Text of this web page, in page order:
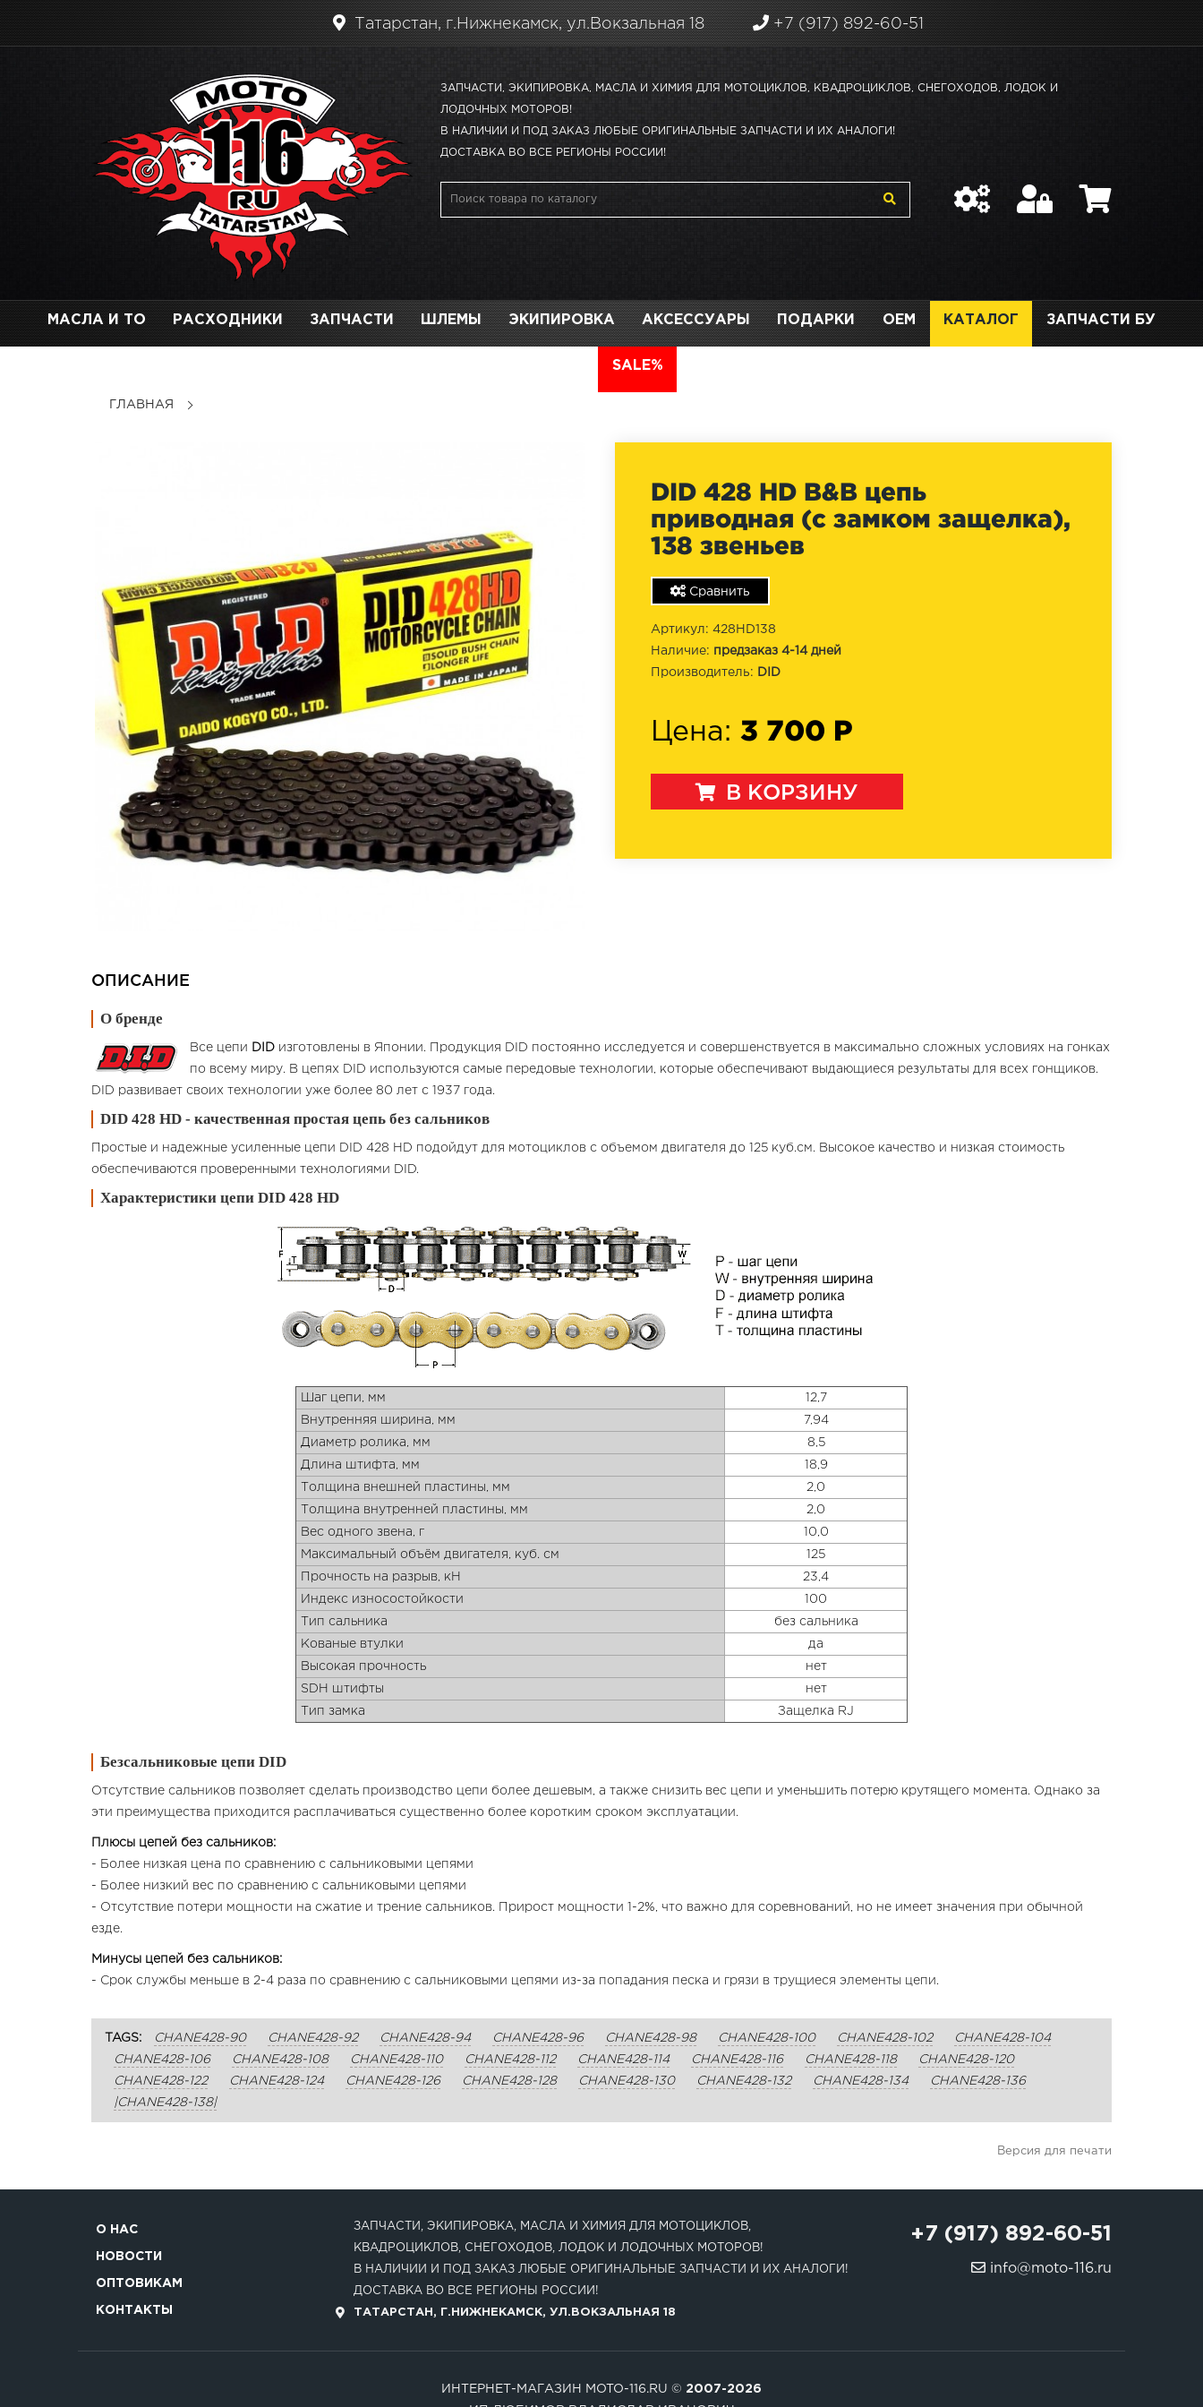
Татарстан, г.Нижнекамск, ул.Вокзальная 18 +7 (917) 892-60-51
ЗАПЧАСТИ, ЭКИПИРОВКА, МАСЛА И ХИМИЯ ДЛЯ МОТОЦИКЛОВ, КВАДРОЦИКЛОВ, СНЕГОХОДОВ, ЛОДОК И
ЛОДОЧНЫХ МОТОРОВ!
В НАЛИЧИИ И ПОД ЗАКАЗ ЛЮБЫЕ ОРИГИНАЛЬНЫЕ ЗАПЧАСТИ И ИХ АНАЛОГИ!
ДОСТАВКА ВО ВСЕ РЕГИОНЫ РОССИИ!
МАСЛА И ТО РАСХОДНИКИ ЗАПЧАСТИ ШЛЕМЫ ЭКИПИРОВКА АКСЕССУАРЫ ПОДАРКИ OEM КАТАЛОГ ЗАПЧАСТИ БУ
SALE%
ГЛАВНАЯ
DID 428 HD B&B цепь
приводная (с замком защелка),
138 звеньев
Сравнить
Артикул: 428HD138
Наличие: предзаказ 4-14 дней
Производитель:
DID
Цена: 3 700 Р
В КОРЗИНУ
ОПИСАНИЕ
О бренде
Все цепи DID изготовлены в Японии. Продукция DID постоянно исследуется и совершенствуется в максимально сложных условиях на гонках
по всему миру. В цепях DID используются самые передовые технологии, которые обеспечивают выдающиеся результаты для всех гонщиков.
DID развивает своих технологии уже более 80 лет с 1937 года.
DID 428 HD - качественная простая цепь без сальников
Простые и надежные усиленные цепи DID 428 HD подойдут для мотоциклов с объемом двигателя до 125 куб.см. Высокое качество и низкая стоимость
обеспечиваются проверенными технологиями DID.
Характеристики цепи DID 428 HD
Шаг цепи, мм 12,7
Внутренняя ширина, мм 7,94
Диаметр ролика, мм 8,5
Длина штифта, мм 18,9
Толщина внешней пластины, мм 2,0
Толщина внутренней пластины, мм 2,0
Вес одного звена, г 10,0
Максимальный объём двигателя, куб. см 125
Прочность на разрыв, кН 23,4
Индекс износостойкости 100
Тип сальника без сальника
Кованые втулки да
Высокая прочность нет
SDH штифты нет
Тип замка Защелка RJ
Безсальниковые цепи DID
Отсутствие сальников позволяет сделать производство цепи более дешевым, а также снизить вес цепи и уменьшить потерю крутящего момента. Однако за
эти преимущества приходится расплачиваться существенно более коротким сроком эксплуатации.
Плюсы цепей без сальников:
- Более низкая цена по сравнению с сальниковыми цепями
- Более низкий вес по сравнению с сальниковыми цепями
- Отсутствие потери мощности на сжатие и трение сальников. Прирост мощности 1-2%, что важно для соревнований, но не имеет значения при обычной
езде.
Минусы цепей без сальников:
- Срок службы меньше в 2-4 раза по сравнению с сальниковыми цепями из-за попадания песка и грязи в трущиеся элементы цепи.
TAGS: CHANE428-90 CHANE428-92 CHANE428-94 CHANE428-96 CHANE428-98 CHANE428-100 CHANE428-102
CHANE428-104
CHANE428-106
CHANE428-108 CHANE428-110 CHANE428-112 CHANE428-114 CHANE428-116 CHANE428-118
CHANE428-120
CHANE428-122
CHANE428-124 CHANE428-126 CHANE428-128 CHANE428-130 CHANE428-132 CHANE428-134
CHANE428-136
|CHANE428-138|
Версия для печати
О НАС
НОВОСТИ
ОПТОВИКАМ
КОНТАКТЫ
ЗАПЧАСТИ, ЭКИПИРОВКА, МАСЛА И ХИМИЯ ДЛЯ МОТОЦИКЛОВ,
КВАДРОЦИКЛОВ, СНЕГОХОДОВ, ЛОДОК И ЛОДОЧНЫХ МОТОРОВ!
В НАЛИЧИИ И ПОД ЗАКАЗ ЛЮБЫЕ ОРИГИНАЛЬНЫЕ ЗАПЧАСТИ И ИХ АНАЛОГИ!
ДОСТАВКА ВО ВСЕ РЕГИОНЫ РОССИИ!
ТАТАРСТАН, Г.НИЖНЕКАМСК, УЛ.ВОКЗАЛЬНАЯ 18
+7 (917) 892-60-51
info@moto-116.ru
ИНТЕРНЕТ-МАГАЗИН MOTO-116.RU © 2007-2026